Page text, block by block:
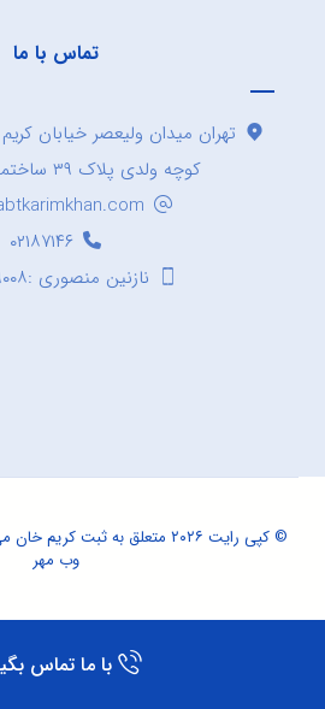
تماس با ما
تهران میدان ولیعصر خیابان
کوچه ولدی پلاک ۳۹ ساختمان کریم خان
۰۲۱۸۷۱۴۶
نازنین منصوری :۰۹۱۲۸۴۷۹۰۰۸
© کپی رایت ۲۰۲۶ متعلق به ثبت کریم خان می باشد.
وب مهر
با ما تماس